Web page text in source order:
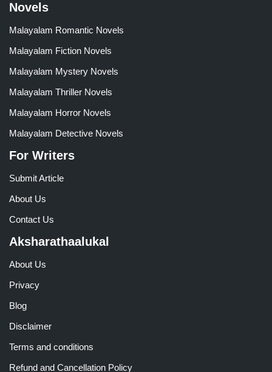
Novels
Malayalam Romantic Novels
Malayalam Fiction Novels
Malayalam Mystery Novels
Malayalam Thriller Novels
Malayalam Horror Novels
Malayalam Detective Novels
For Writers
Submit Article
About Us
Contact Us
Aksharathaalukal
About Us
Privacy
Blog
Disclaimer
Terms and conditions
Refund and Cancellation Policy